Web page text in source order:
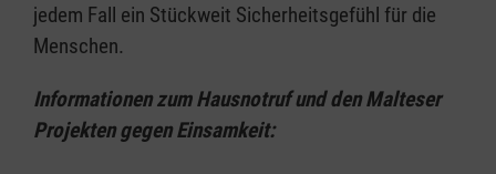
jedem Fall ein Stückweit Sicherheitsgefühl für die
Menschen.
Informationen zum Hausnotruf und den Malteser
Projekten gegen Einsamkeit: